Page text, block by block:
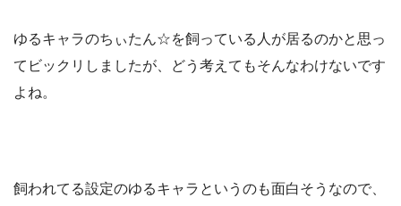
ゆるキャラのちぃたん☆を飼っている人が居るのかと思っ
てビックリしましたが、どう考えてもそんなわけないです
よね。
飼われてる設定のゆるキャラというのも面白そうなので、